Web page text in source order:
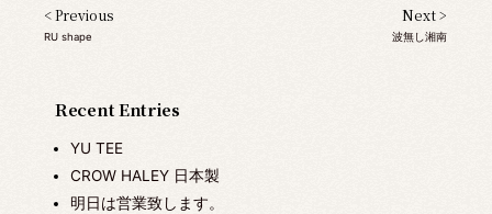
Recent Entries
YU TEE
CROW HALEY 日本製
明日は営業致します。
< Previous
RU shape
Next >
波無し湘南